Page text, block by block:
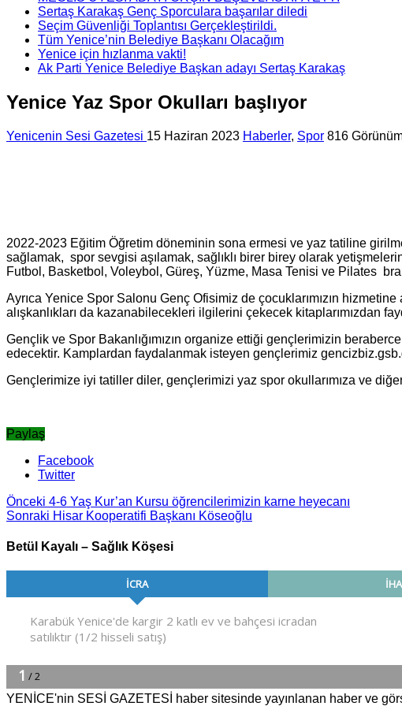
Sertaş Karakaş Genç Sporculara başarılar diledi
Seçim Güvenliği Toplantısı Gerçekleştirildi.
Tüm Yenice’nin Belediye Başkanı Olacağım
Yenice için hızlanma vakti!
Ak Parti Yenice Belediye Başkan adayı Sertaş Karakaş
Yenice Yaz Spor Okulları başlıyor
Yenicenin Sesi Gazetesi 15 Haziran 2023 Haberler, Spor 816
2022-2023 Eğitim Öğretim döneminin sona ermesi ve yaz tatiline
sağlamak, spor sevgisi aşılamak, sağlıklı birer birey olarak
Futbol, Basketbol, Voleybol, Güreş, Yüzme, Masa Tenisi ve Pilates
Ayrıca Yenice Spor Salonu Genç Ofisimiz de çocuklarımızın
alışkanlıkları da kazanabilecekleri ilgilerini çekecek kitaplarımızdan
Gençlik ve Spor Bakanlığımızın organize ettiği gençlerimizin
edecektir. Kamplardan faydalanmak isteyen gençlerimiz
Gençlerimize iyi tatiller diler, gençlerimizi yaz spor okullarımıza ve
Paylaş
Facebook
Twitter
Önceki 4-6 Yaş Kur’an Kursu öğrencilerimizin karne heyecanı
Sonraki Hisar Kooperatifi Başkanı Köseoğlu
Betül Kayalı – Sağlık Köşesi
YENİCE'nin SESİ GAZETESİ haber sitesinde yayınlanan haber ve